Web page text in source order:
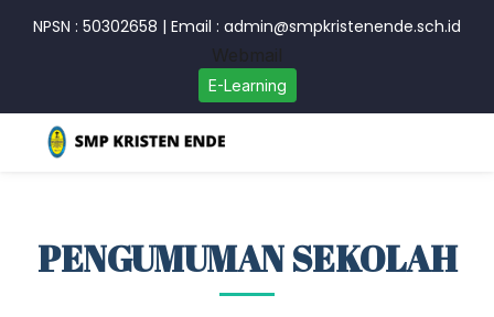
NPSN : 50302658 | Email : admin@smpkristenende.sch.id
Webmail
E-Learning
PENGUMUMAN SEKOLAH